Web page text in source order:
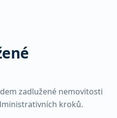
zadlužené nemovitosti
kroků.